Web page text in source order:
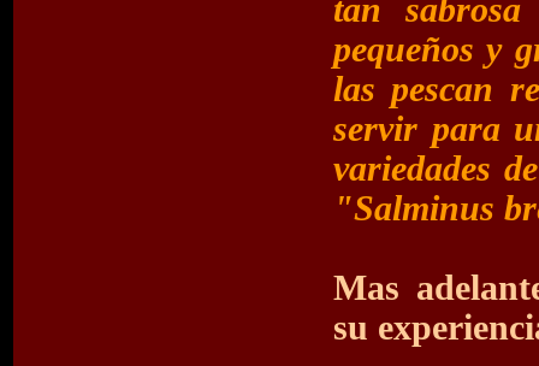
tan
pequeños y
las pescan
servir para
variedades
"Salminus
Mas
su